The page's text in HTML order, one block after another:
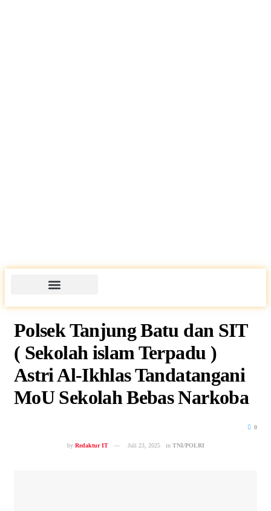
Polsek Tanjung Batu dan SIT
( Sekolah islam Terpadu )
Astri Al-Ikhlas Tandatangani
MoU Sekolah Bebas Narkoba
by Redaktur IT Juli 23, 2025 in TNI/POLRI
0